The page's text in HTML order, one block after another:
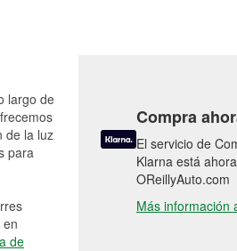
largo de
de la luz
para
de
Compra
El servicio de
Klarna está
OReillyAuto.com
Más información